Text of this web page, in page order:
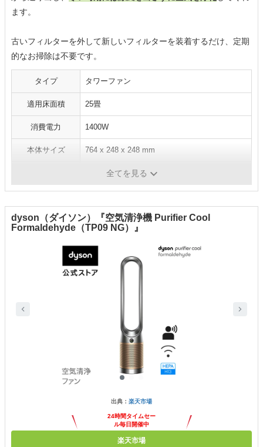
ます。
古いフィルターを外して新しいフィルターを装着するだけ、定期
的なお掃除は不要です。
タイプ タワーファン
適用床面積 25畳
消費電力 1400W
本体サイズ 764 x 248 x 248 mm
5.69 kg全てを見る
dyson（ダイソン）『空気清浄機 Purifier Cool
Formaldehyde（TP09 NG）』
出典： 楽天市場
24時間タイムセー
ル毎日開催中
楽天市場